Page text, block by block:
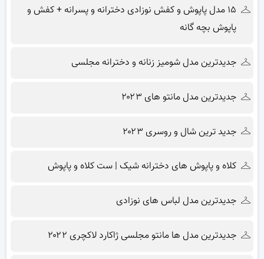
۱۵ مدل پاپوش و کفش نوزادی دخترانه و پسرانه + کفش و
پاپوش بچه گانه
جدیدترین مدل شومیز زنانه و دخترانه مجلسی
جدیدترین مدل مانتو های ۲۰۲۳
جدید ترین شال و روسری ۲۰۲۳
کلاه و پاپوش های دخترانه شیک | ست کلاه و پاپوش
جدیدترین مدل لباس های نوزادی
جدیدترین مدل ها مانتو مجلسی ژاکارد لاکچری ۲۰۲۲